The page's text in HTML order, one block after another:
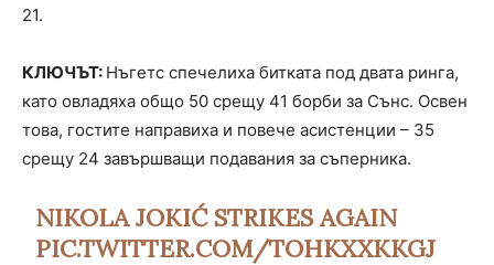
21.
КЛЮЧЪТ: Нъгетс спечелиха битката под двата ринга,
като овладяха общо 50 срещу 41 борби за Сънс. Освен
това, гостите направиха и повече асистенции – 35
срещу 24 завършващи подавания за съперника.
NIKOLA JOKIĆ STRIKES AGAIN
PIC.TWITTER.COM/TOHKXXKKGJ